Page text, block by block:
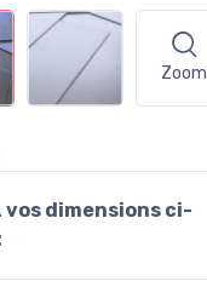
Zoom
dimensions ci-